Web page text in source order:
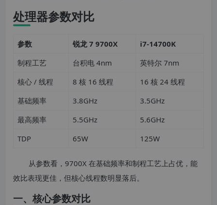
处理器参数对比
参数 锐龙 7 9700X
i7-14700K
制程工艺
台积电 4nm
英特尔 7nm
核心 / 线程
8 核 16 线程
16 核 24 线程
基础频率
3.8GHz
3.5GHz
最高频率
5.5GHz
5.6GHz
TDP
65W 125W
从参数看，9700X 在基础频率和制程工艺上占优，能
效比表现更佳，但核心线程数明显落后。
一、核心参数对比